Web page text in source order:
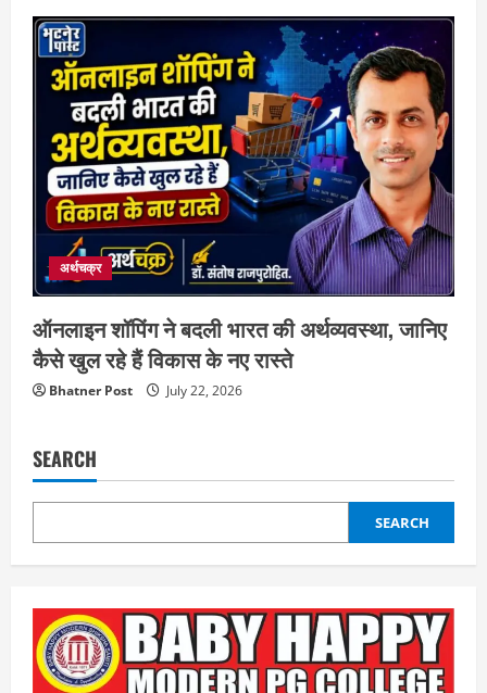
अर्थचक्र
ऑनलाइन शॉपिंग ने बदली भारत की अर्थव्यवस्था, जानिए
कैसे खुल रहे हैं विकास के नए रास्ते
Bhatner Post July 22, 2026
SEARCH
SEARCH